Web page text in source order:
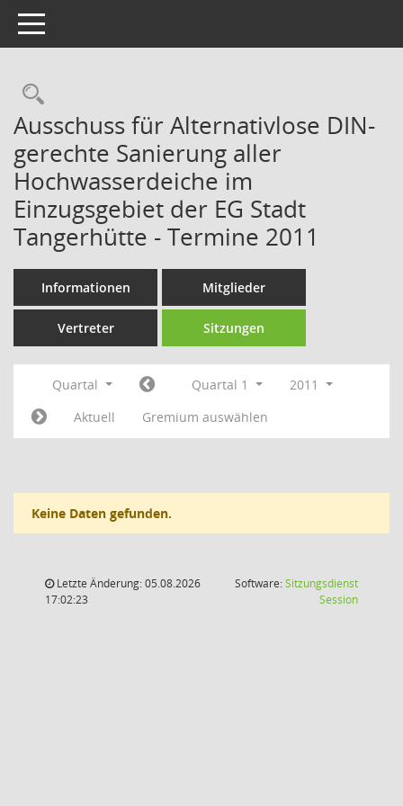
Toggle navigation
Rechercheauswahl
Ausschuss für Alternativlose DIN-
gerechte Sanierung aller
Hochwasserdeiche im
Einzugsgebiet der EG Stadt
Tangerhütte - Termine 2011
Informationen Mitglieder
Vertreter Sitzungen
Quartal Quartal 1
2011
Aktuell
Gremium auswählen
Keine Daten gefunden.
Letzte Änderung: 05.08.2026
17:02:23
Software:Sitzungsdienst
Session(Wird in